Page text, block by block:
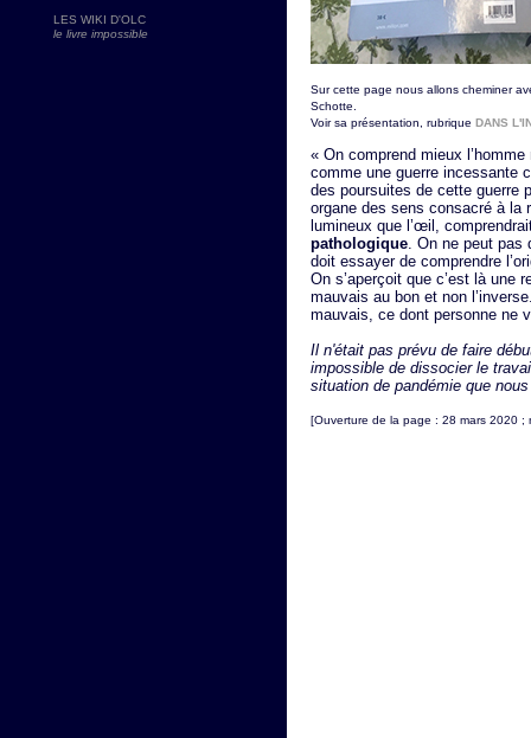
LES WIKI D'OLC
le livre impossible
Sur cette page nous allons cheminer
Schotte.
Voir sa présentation, rubrique DANS
« On comprend mieux
comme une guerre incessante
des poursuites de cette guerre
organe des sens consacré à la
lumineux que l’œil,
pathologique. On ne peut pas
doit essayer de comprendre
On s’aperçoit que c’est là une
mauvais au bon et non
mauvais, ce dont personne ne
Il n'était pas prévu de faire
impossible de dissocier le
situation de pandémie que
[Ouverture de la page : 28 mars 2020 ;